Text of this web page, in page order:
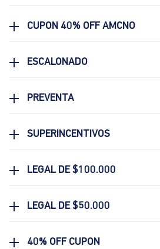
CUPON 40% OFF AMCNO
ESCALONADO
PREVENTA
SUPERINCENTIVOS
LEGAL DE $100.000
LEGAL DE $50.000
40% OFF CUPON